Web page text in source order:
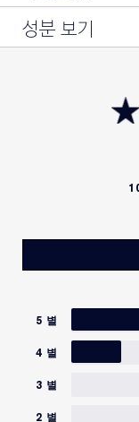
어드밴스드 나이트
#갈색병클렌징밤 #
1. 클렌징하는 순간
클렌징 하는 순간에
2. 건강한 피부를
선사하는 클렌저
*갈색병 클렌징 밤의
지질이 풍부한 25%
저녁 세안 시 마른
헹구어냅니다.
성분 보기
페녹시에탄올,토코
스모네이트,비에이
팔미테이트,잇꽃씨
리에틸렌,피이지-5
제공된 성분은 동일
다. 최신정보는 제
성분 목록은 변경
포함된 성분 목록
5 별
4 별
3 별
2 별